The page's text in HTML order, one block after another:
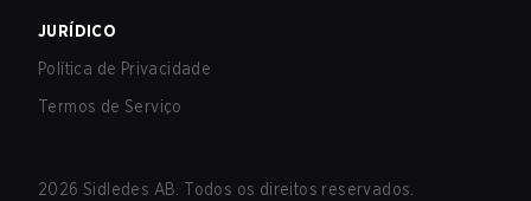
JURÍDICO
Política de Privacidade
Termos de Serviço
2026 Sidledes AB. Todos os direitos reservados.